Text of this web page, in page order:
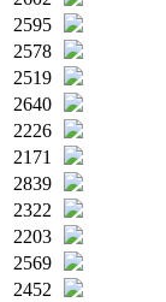
2595
2578
2519
2640
2226
2171
2839
2322
2203
2569
2452